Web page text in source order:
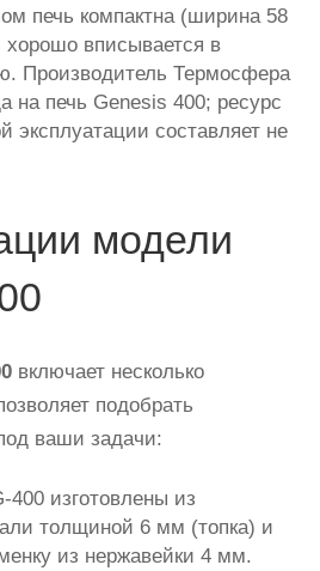
печь компактна (ширина 58
вписывается в
Производитель Термосфера
на печь Genesis 400; ресурс
эксплуатации составляет не
модели
включает несколько
подобрать
ваши задачи:
400 изготовлены из
толщиной 6 мм (топка) и
из нержавейки 4 мм.